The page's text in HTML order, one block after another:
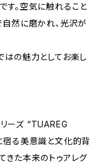
す。空気に触れること
自然に磨かれ、光沢が
はの魅力としてお楽し
ーズ “TUAREG
る美意識と文化的背
きた本来のトゥアレグ